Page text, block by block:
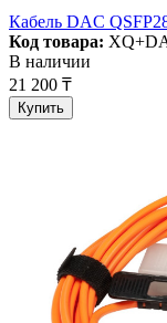
Кабель DAC
Код товара:
В наличии
21 200 ₸
Купить